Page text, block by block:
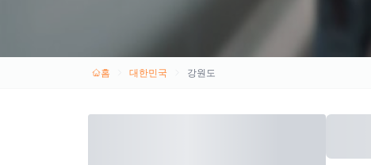
홈 대한민국 강원도